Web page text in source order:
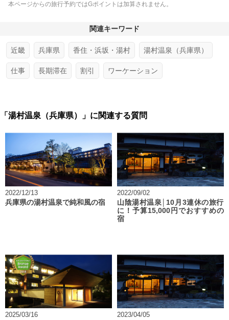
本ページからの旅行予約ではGポイントは加算されません。
関連キーワード
近畿 兵庫県 香住・浜坂・湯村 湯村温泉（兵庫県）
仕事 長期滞在 割引 ワーケーション
「湯村温泉（兵庫県）」に関連する質問
2022/12/13
兵庫県の湯村温泉で純和風の宿
2022/09/02
山陰湯村温泉│10月3連休の旅行
に！予算15,000円でおすすめの
宿
2025/03/16
2023/04/05